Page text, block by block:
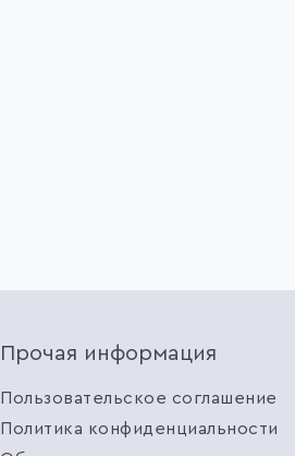
Прочая информация
Пользовательское соглашение
Политика конфиденциальности